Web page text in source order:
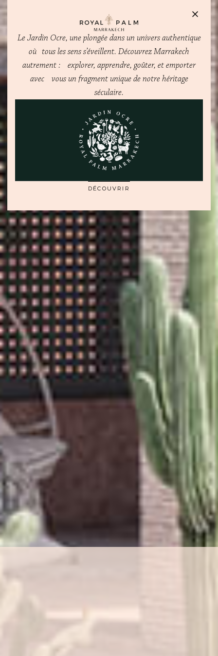
DES VILLAS D’EXCEPTION
UNE GAMME DE RÉSIDENCES CONTEMPORAINES À LA
POINTE DU RAFFINEMENT – DISPONIBLES À LA
VENTE DÈS MAINTENANT
Le Jardin Ocre, une plongée dans un univers authentique
où tous les sens s’éveillent. Découvrez Marrakech
autrement : explorer, apprendre, goûter, et emporter
avec vous un fragment unique de notre héritage
séculaire.
DÉCOUVRIR